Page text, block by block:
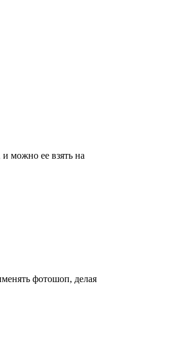
можно ее взять на
фотошоп, делая